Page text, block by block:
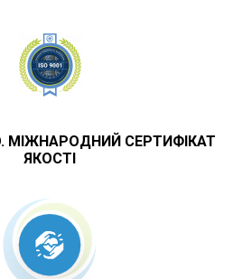
МІЖНАРОДНИЙ СЕРТИФІКАТ
ЯКОСТІ